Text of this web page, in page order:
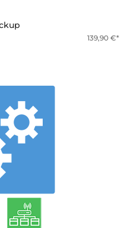
139,90 €